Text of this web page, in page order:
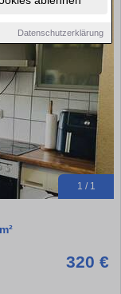
Datenschutzerklärung
1 / 1
320 €